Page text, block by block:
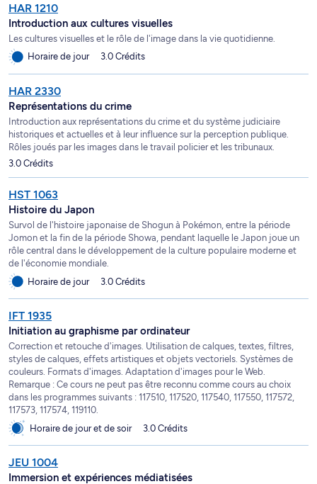
HAR 1210
Introduction aux cultures visuelles
Les cultures visuelles et le rôle de l'image dans la vie quotidienne.
Horaire de jour
3.0 Crédits
HAR 2330
Représentations du crime
Introduction aux représentations du crime et du système judiciaire
historiques et actuelles et à leur influence sur la perception publique.
Rôles joués par les images dans le travail policier et les tribunaux.
3.0 Crédits
HST 1063
Histoire du Japon
Survol de l'histoire japonaise de Shogun à Pokémon, entre la période
Jomon et la fin de la période Showa, pendant laquelle le Japon joue un
rôle central dans le développement de la culture populaire moderne et
de l'économie mondiale.
Horaire de jour
3.0 Crédits
IFT 1935
Initiation au graphisme par ordinateur
Correction et retouche d'images. Utilisation de calques, textes, filtres,
styles de calques, effets artistiques et objets vectoriels. Systèmes de
couleurs. Formats d'images. Adaptation d'images pour le Web.
Remarque : Ce cours ne peut pas être reconnu comme cours au choix
dans les programmes suivants : 117510, 117520, 117540, 117550, 117572,
117573, 117574, 119110.
Horaire de jour et de soir
3.0 Crédits
JEU 1004
Immersion et expériences médiatisées